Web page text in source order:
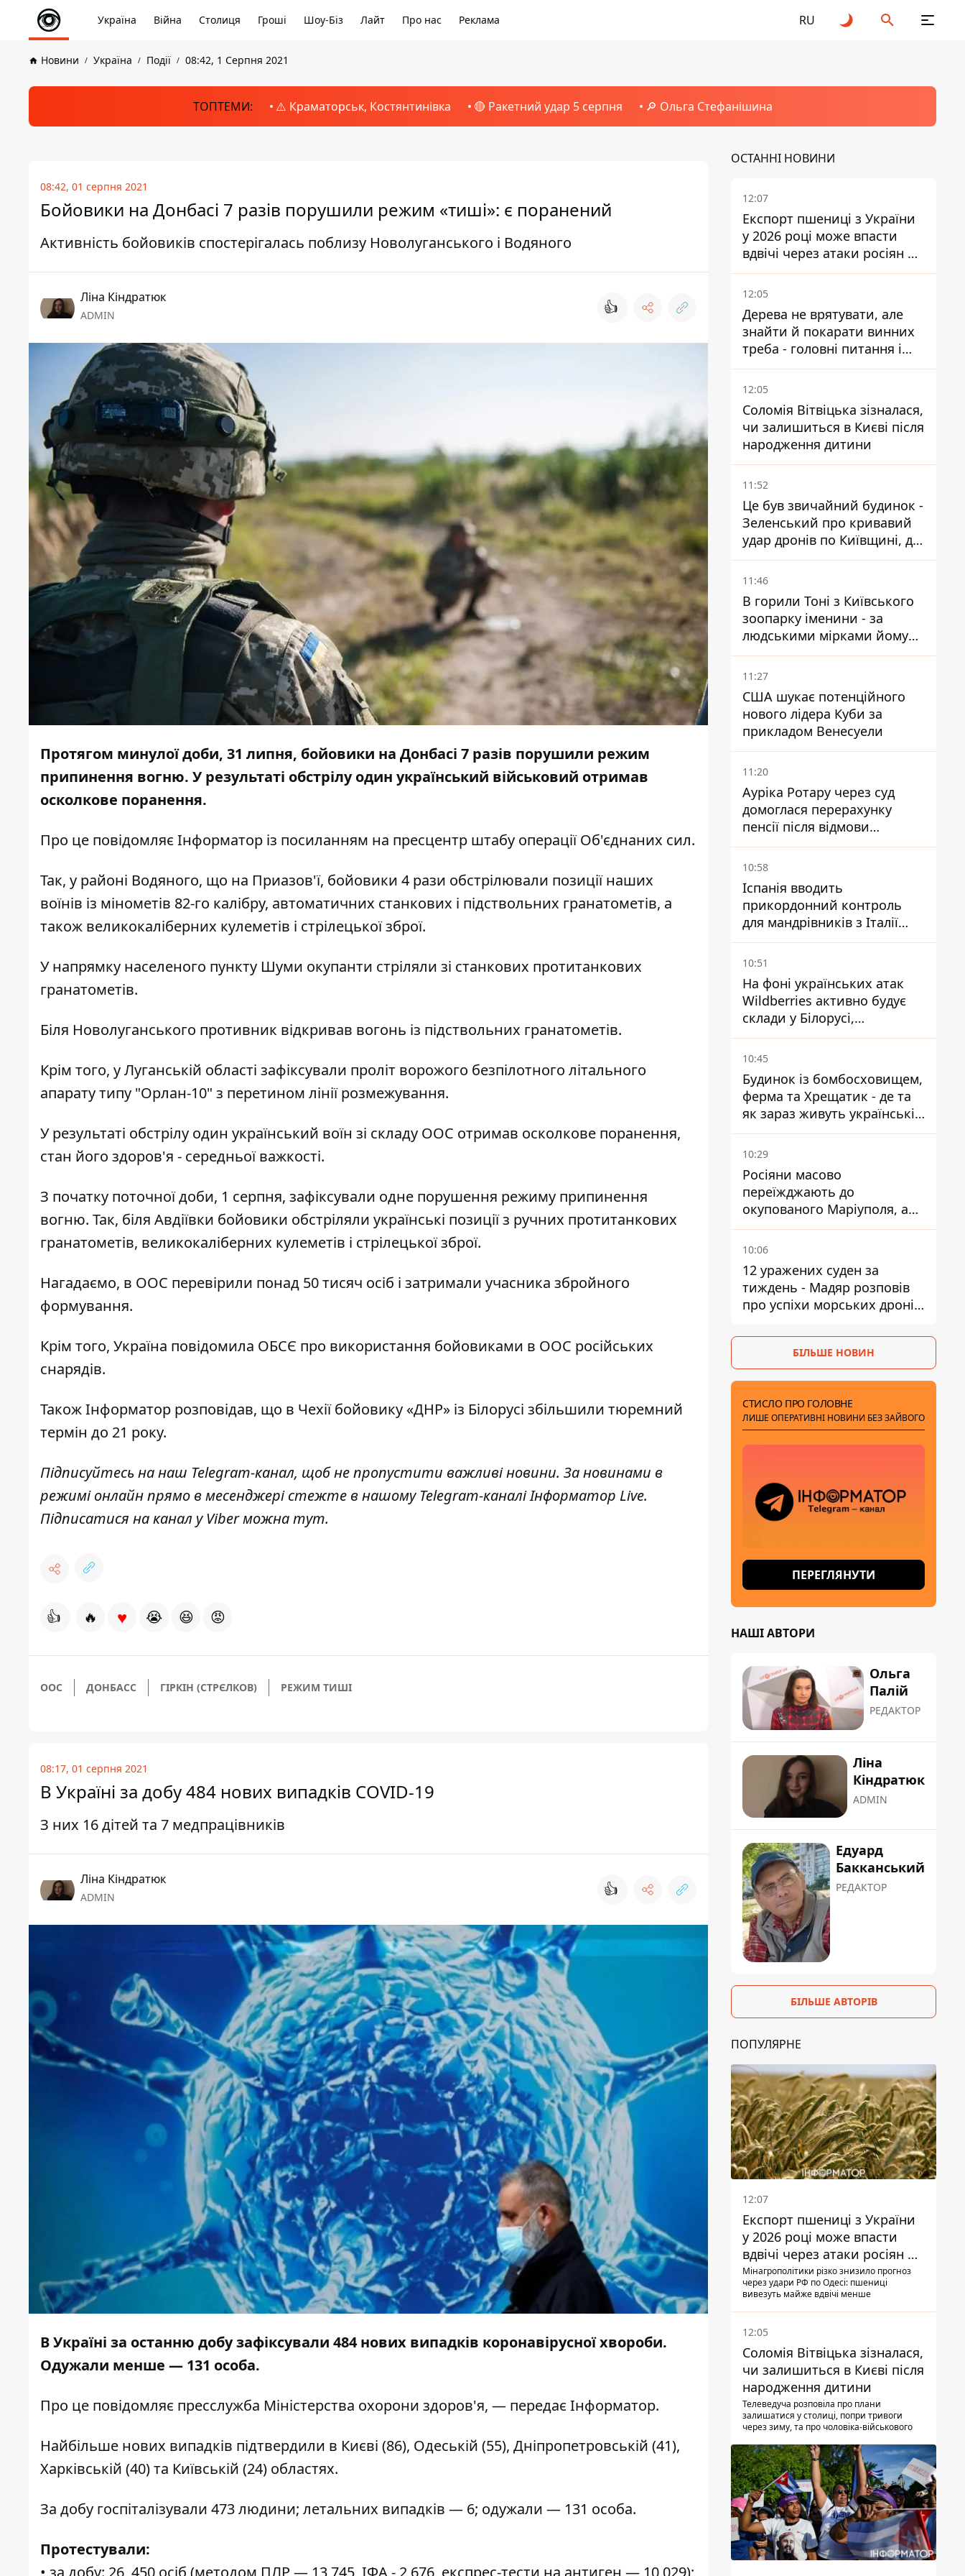
Україна Війна Столиця Гроші Шоу-Біз Лайт Про нас Реклама RU
Новини Україна Події 08:42, 1 Серпня 2021
ТОПТЕМИ: ⚠️ Краматорськ, Костянтинівка 🔴 Ракетний удар 5 серпня 🔎 Ольга Стефанішина
08:42, 01 серпня 2021
Бойовики на Донбасі 7 разів порушили режим «тиші»: є поранений
Активність бойовиків спостерігалась поблизу Новолуганського і Водяного
Ліна Кіндратюк
ADMIN 👍
Протягом минулої доби, 31 липня, бойовики на Донбасі 7 разів порушили режим
припинення вогню. У результаті обстрілу один український військовий отримав
осколкове поранення.
Про це повідомляє Інформатор із посиланням на пресцентр штабу операції Об'єднаних сил.
Так, у районі Водяного, що на Приазов'ї, бойовики 4 рази обстрілювали позиції наших
воїнів із мінометів 82-го калібру, автоматичних станкових і підствольних гранатометів, а
також великокаліберних кулеметів і стрілецької зброї.
У напрямку населеного пункту Шуми окупанти стріляли зі станкових протитанкових
гранатометів.
Біля Новолуганського противник відкривав вогонь із підствольних гранатометів.
Крім того, у Луганській області зафіксували проліт ворожого безпілотного літального
апарату типу "Орлан-10" з перетином лінії розмежування.
У результаті обстрілу один український воїн зі складу ООС отримав осколкове поранення,
стан його здоров'я - середньої важкості.
З початку поточної доби, 1 серпня, зафіксували одне порушення режиму припинення
вогню. Так, біля Авдіївки бойовики обстріляли українські позиції з ручних протитанкових
гранатометів, великокаліберних кулеметів і стрілецької зброї.
Нагадаємо, в ООС перевірили понад 50 тисяч осіб і затримали учасника збройного
формування.
Крім того, Україна повідомила ОБСЄ про використання бойовиками в ООС російських
снарядів.
ТакожІнформатор розповідав, що в Чехіїбойовику «ДНР» із Білорусі збільшили тюремний
термін до 21 року.
Підписуйтесь на наш Telegram-канал, щоб не пропустити важливі новини. За новинами в
режимі онлайн прямо в месенджері стежте в нашому Telegram-каналіІнформатор Live.
Підписатися на канал у Viber можнатут.
👍 🔥 ♥ 😭 😆 😡
ООС ДОНБАСС ГІРКІН (СТРЄЛКОВ) РЕЖИМ ТИШІ
08:17, 01 серпня 2021
В Україні за добу 484 нових випадків COVID-19
З них 16 дітей та 7 медпрацівників
Ліна Кіндратюк
ADMIN 👍
В Україні за останню добу зафіксували 484 нових випадків коронавірусної хвороби.
Одужали менше — 131 особа.
Про це повідомляє пресслужба Міністерства охорони здоров'я, — передає Інформатор.
Найбільше нових випадків підтвердили в Києві (86), Одеській (55), Дніпропетровській (41),
Харківській (40) та Київській (24) областях.
За добу госпіталізували 473 людини; летальних випадків — 6; одужали — 131 особа.
Протестували:
• за добу: 26, 450 осіб (методом ПЛР — 13 745, ІФА - 2 676, експрес-тести на антиген — 10 029);
ОСТАННІ НОВИНИ
12:07
Експорт пшениці з України
у 2026 році може впасти
вдвічі через атаки росіян по
портах
12:05
Дерева не врятувати, але
знайти й покарати винних
треба - головні питання і
висновки з конфлікту на
Теремках
12:05
Соломія Вітвіцька зізналася,
чи залишиться в Києві після
народження дитини
11:52
Це був звичайний будинок -
Зеленський про кривавий
удар дронів по Київщині, де
загинули дідусь, бабуся та їх
малолітній онук
11:46
В горили Тоні з Київського
зоопарку іменини - за
людськими мірками йому
вже понад 90 років
11:27
США шукає потенційного
нового лідера Куби за
прикладом Венесуели
11:20
Ауріка Ротару через суд
домоглася перерахунку
пенсії після відмови
Пенсійного фонду
10:58
Іспанія вводить
прикордонний контроль
для мандрівників з Італії
через міграційний конфлікт
10:51
На фоні українських атак
Wildberries активно будує
склади у Білорусі,
Казахстані, Узбекистані
10:45
Будинок із бомбосховищем,
ферма та Хрещатик - де та
як зараз живуть українські
знаменитості
10:29
Росіяни масово
переїжджають до
окупованого Маріуполя, а
місцевих залишають без
житла
10:06
12 уражених суден за
тиждень - Мадяр розповів
про успіхи морських дронів
морях
БІЛЬШЕ НОВИН
СТИСЛО ПРО ГОЛОВНЕ
ЛИШЕ ОПЕРАТИВНІ НОВИНИ БЕЗ ЗАЙВОГО
ПЕРЕГЛЯНУТИ
НАШІ АВТОРИ
Ольга
Палій
РЕДАКТОР
Ліна
Кіндратюк
ADMIN
Едуард
Бакканський
РЕДАКТОР
БІЛЬШЕ АВТОРІВ
ПОПУЛЯРНЕ
12:07
Експорт пшениці з України
у 2026 році може впасти
вдвічі через атаки росіян по
портах
Мінагрополітики різко знизило прогноз
через удари РФ по Одесі: пшениці
вивезуть майже вдвічі менше
12:05
Соломія Вітвіцька зізналася,
чи залишиться в Києві після
народження дитини
Телеведуча розповіла про плани
залишатися у столиці, попри тривоги
через зиму, та про чоловіка-військового